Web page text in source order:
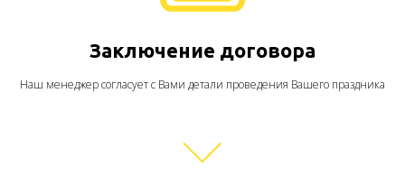
Заключение договора
Наш менеджер согласует с Вами детали проведения Вашего праздника